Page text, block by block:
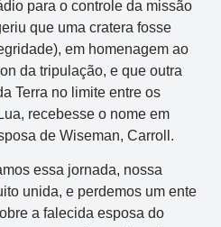
para o controle da missão
que uma cratera fosse
em homenagem ao
da tripulação, e que outra
Terra no limite entre os
recebesse o nome em
de Wiseman, Carroll.
essa jornada, nossa
unida, e perdemos um ente
a falecida esposa do